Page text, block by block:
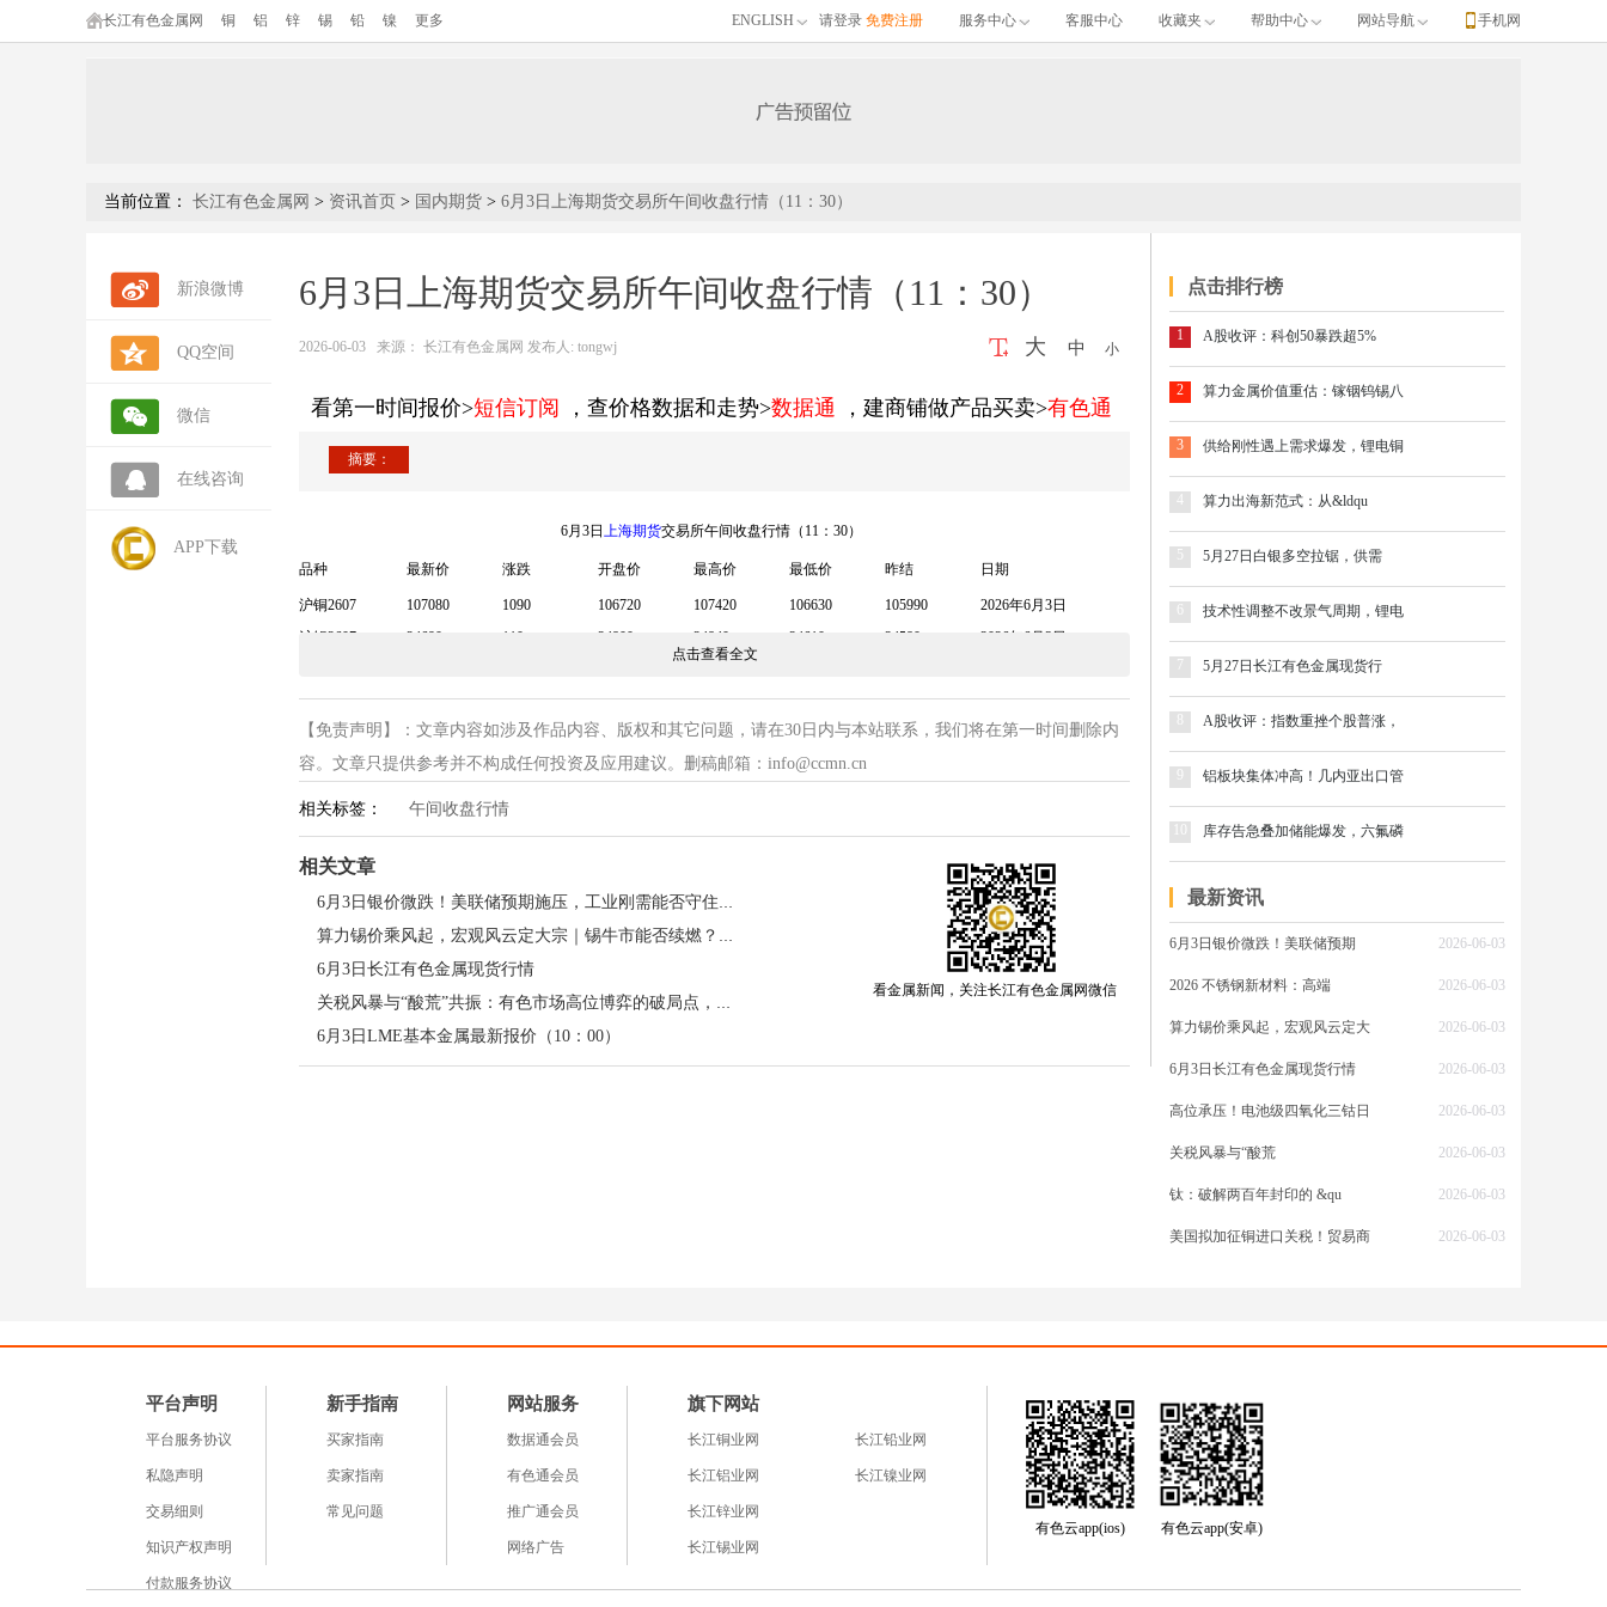
长江有色金属网 铜 铝 锌 锡 铅 镍 更多 ENGLISH 请登录 免费注册 服务中心 客服中心 收藏夹 帮助中心 网站导航 手机网
当前位置： 长江有色金属网 > 资讯首页 > 国内期货 > 6月3日上海期货交易所午间收盘行情（11：30）
新浪微博
QQ空间
微信
在线咨询
APP下载
6月3日上海期货交易所午间收盘行情（11：30）
2026-06-03 来源： 长江有色金属网 发布人: tongwj 大 中 小
看第一时间报价>短信订阅 ，查价格数据和走势>数据通 ，建商铺做产品买卖>有色通
摘要：
6月3日 上海期货交易所午间收盘行情（11：30）
品种 最新价 涨跌 开盘价 最高价 最低价 昨结 日期
沪铜2607 107080 1090 106720 107420 106630 105990
2026年6月3日
沪铝2607
24690 110 24800 24840 24610 24580
2026年6月3日
铸造铝2607
23380 90 23470 23500 23320 23290
2026年6月3日
沪锌2607
25260 400 25065 25355 25060 24860
2026年6月3日
沪铅
2607 16650 75 16630 16720 16600
沪镍2607
143670 -920
黄金2608
2026年6月3日
白银 2608 18192 33 18375 18484 2026年6月3日
点击查看全文
【免责声明】：文章内容如涉及作品内容、版权和其它问题，请在30日内与本站联系，我们将在第一时间删除内
容。文章只提供参考并不构成任何投资及应用建议。删稿邮箱：info@ccmn.cn
相关标签： 午间收盘行情
相关文章
6月3日银价微跌！美联储预期施压，工业刚需能否守住价格底线？
算力锡价乘风起，宏观风云定大宗｜锡牛市能否续燃？铅镍暗藏变盘？
6月3日长江有色金属现货行情
关税风暴与“酸荒”共振：有色市场高位博弈的破局点，今日长江铜价续涨720元/吨！
6月3日LME基本金属最新报价（10：00）
看金属新闻，关注长江有色金属网微信
点击排行榜
1 A股收评：科创50暴跌超5%
2 算力金属价值重估：镓铟钨锡八
3 供给刚性遇上需求爆发，锂电铜
4 算力出海新范式：从&ldqu
5 5月27日白银多空拉锯，供需
技术性调整不改景气周期，锂电
7 5月27日长江有色金属现货行
A股收评：指数重挫个股普涨，
铝板块集体冲高！几内亚出口管
库存告急叠加储能爆发，六氟磷
最新资讯
6月3日银价微跌！美联储预期 2026-06-03
2026 不锈钢新材料：高端 2026-06-03
算力锡价乘风起，宏观风云定大 2026-06-03
6月3日长江有色金属现货行情 2026-06-03
高位承压！电池级四氧化三钴日 2026-06-03
关税风暴与“酸荒 2026-06-03
钛：破解两百年封印的 &qu 2026-06-03
美国拟加征铜进口关税！贸易商 2026-06-03
平台声明
平台服务协议
私隐声明
交易细则
知识产权声明
付款服务协议
新手指南
买家指南
卖家指南
常见问题
网站服务
数据通会员
有色通会员
推广通会员
网络广告
旗下网站
长江铜业网
长江铝业网
长江锌业网
长江锡业网
长江铅业网
长江镍业网
有色云app(ios) 有色云app(安卓)